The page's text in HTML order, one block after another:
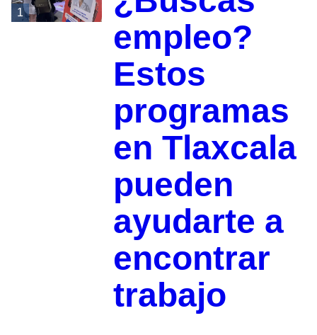
1
empleo?
Estos
programas
en Tlaxcala
pueden
ayudarte a
encontrar
trabajo